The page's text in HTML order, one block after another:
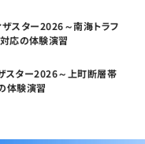
ザスター2026～南海トラフ
応の体験演習
ザスター2026～上町断層帯
体験演習